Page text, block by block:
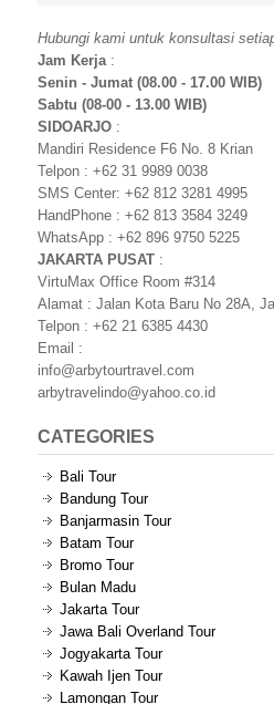
Hubungi kami untuk konsultasi
Jam Kerja:
Senin - Jumat (08.00 - 17.00 WIB)
Sabtu (08-00 - 13.00 WIB)
SIDOARJO :
Mandiri Residence F6 No. 8 Krian
Telpon : +62 31 9989 0038
SMS Center: +62 812 3281 4995
HandPhone : +62 813 3584 3249
WhatsApp : +62 896 9750 5225
JAKARTA PUSAT :
VirtuMax Office Room #314
Alamat : Jalan Kota Baru No 28A,
Telpon : +62 21 6385 4430
Email :
info@arbytourtravel.com
arbytravelindo@yahoo.co.id
CATEGORIES
Bali Tour
Bandung Tour
Banjarmasin Tour
Batam Tour
Bromo Tour
Bulan Madu
Jakarta Tour
Jawa Bali Overland Tour
Jogyakarta Tour
Kawah Ijen Tour
Lamongan Tour